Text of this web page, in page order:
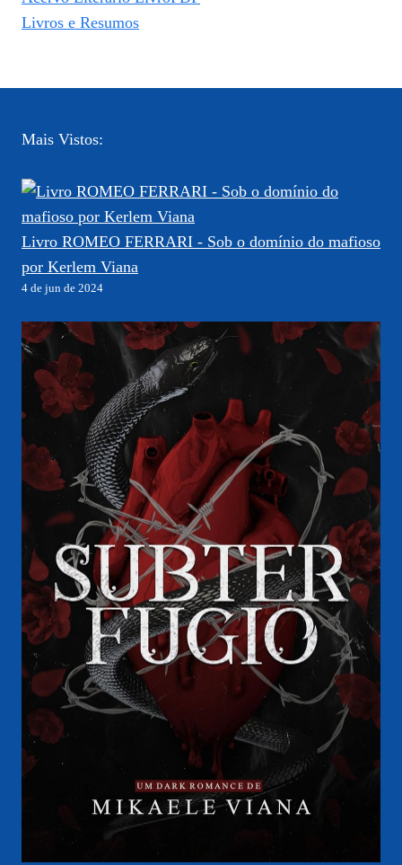
Livros e Resumos
Mais Vistos:
Livro ROMEO FERRARI - Sob o domínio do mafioso
por Kerlem Viana
4 de jun de 2024